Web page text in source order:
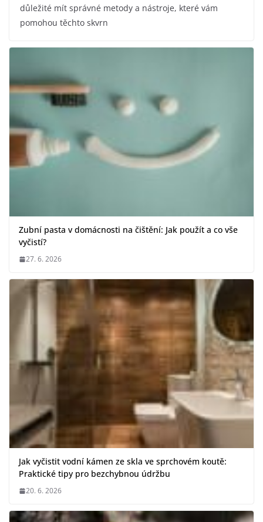
důležité mít správné metody a nástroje, které vám
pomohou těchto skvrn
Zubní pasta v domácnosti na čištění: Jak použít a co vše
vyčistí?
27. 6. 2026
Jak vyčistit vodní kámen ze skla ve sprchovém koutě:
Praktické tipy pro bezchybnou údržbu
20. 6. 2026